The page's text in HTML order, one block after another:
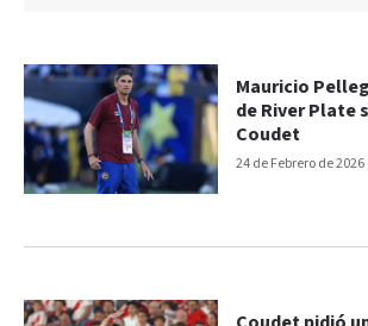
24 de Febrero de 2026
Mauricio
de River Plate
Coudet